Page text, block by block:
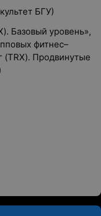
БГУ)
Базовый уровень»,
фитнес–
(TRX). Продвинутые